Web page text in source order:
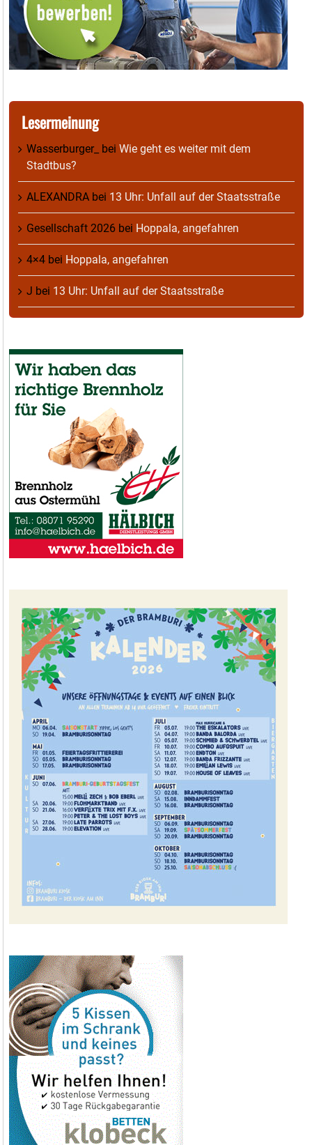
Lesermeinung
Wasserburger_ bei Wie geht es weiter mit dem
Stadtbus?
ALEXANDRA bei 13 Uhr: Unfall auf der Staatsstraße
Gesellschaft 2026 bei Hoppala, angefahren
4×4 bei Hoppala, angefahren
J bei 13 Uhr: Unfall auf der Staatsstraße